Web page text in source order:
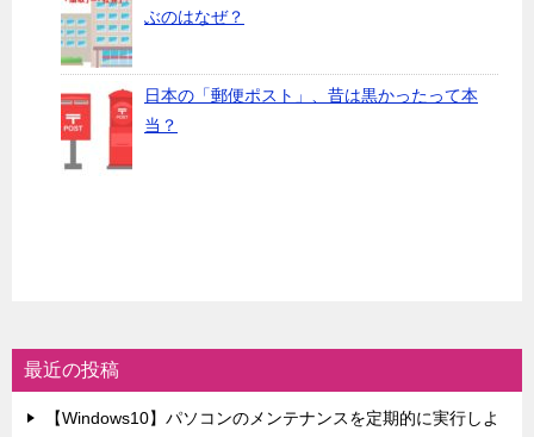
ぶのはなぜ？
日本の「郵便ポスト」、昔は黒かったって本
当？
最近の投稿
【Windows10】パソコンのメンテナンスを定期的に実行しよ